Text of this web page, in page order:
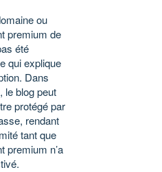
ou
premium de
été
qui explique
Dans
le blog peut
protégé par
rendant
tant que
premium n’a